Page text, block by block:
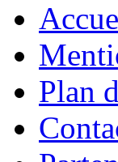
Plan